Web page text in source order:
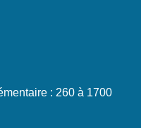
: 260 à 1700